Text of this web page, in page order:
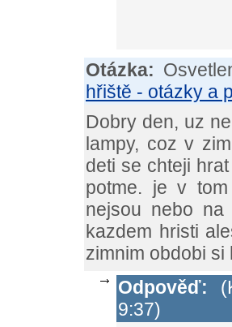
Otázka:
hřiště - otázky a
Dobry den, uz
lampy, coz v
deti se chteji
potme. je v
nejsou nebo
kazdem hristi
zimnim obdobi si
Odpověď:
9:37)